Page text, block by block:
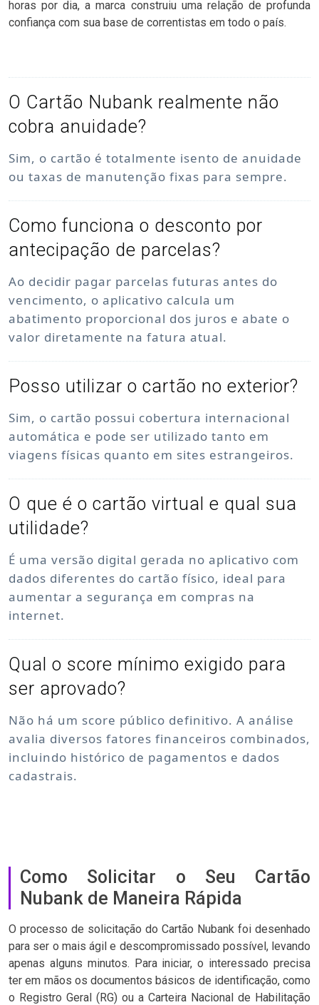
horas por dia, a marca construiu uma relação de profunda
confiança com sua base de correntistas em todo o país.
O Cartão Nubank realmente não
cobra anuidade?
Sim, o cartão é totalmente isento de anuidade
ou taxas de manutenção fixas para sempre.
Como funciona o desconto por
antecipação de parcelas?
Ao decidir pagar parcelas futuras antes do
vencimento, o aplicativo calcula um
abatimento proporcional dos juros e abate o
valor diretamente na fatura atual.
Posso utilizar o cartão no exterior?
Sim, o cartão possui cobertura internacional
automática e pode ser utilizado tanto em
viagens físicas quanto em sites estrangeiros.
O que é o cartão virtual e qual sua
utilidade?
É uma versão digital gerada no aplicativo com
dados diferentes do cartão físico, ideal para
aumentar a segurança em compras na
internet.
Qual o score mínimo exigido para
ser aprovado?
Não há um score público definitivo. A análise
avalia diversos fatores financeiros combinados,
incluindo histórico de pagamentos e dados
cadastrais.
Como Solicitar o Seu Cartão
Nubank de Maneira Rápida
O processo de solicitação do Cartão Nubank foi desenhado
para ser o mais ágil e descompromissado possível, levando
apenas alguns minutos. Para iniciar, o interessado precisa
ter em mãos os documentos básicos de identificação, como
o Registro Geral (RG) ou a Carteira Nacional de Habilitação